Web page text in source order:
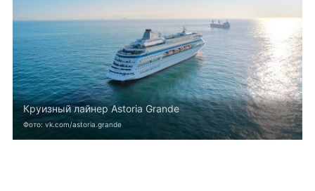
Круизный лайнер Astoria Grande
Фото: vk.com/astoria.grande